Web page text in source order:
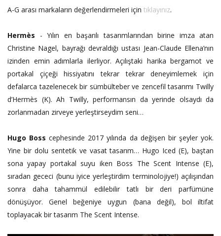
A-G arası markaların değerlendirmeleri için tıklayınız.
Hermès - Yılın en başarılı tasarımlarından birine imza atan
Christine Nagel, bayrağı devraldığı ustası Jean-Claude Ellena’nın
izinden emin adımlarla ilerliyor. Açılıştaki harika bergamot ve
portakal çiçeği hissiyatını tekrar tekrar deneyimlemek için
defalarca tazelenecek bir sümbülteber ve zencefil tasarımı Twilly
d’Hermès (K). Ah Twilly, performansın da yerinde olsaydı da
zorlanmadan zirveye yerleştirseydim seni…
Hugo Boss cephesinde 2017 yılında da değişen bir şeyler yok.
Yine bir dolu sentetik ve vasat tasarım… Hugo Iced (E), baştan
sona yapay portakal suyu iken Boss The Scent Intense (E),
sıradan gececi (bunu iyice yerleştirdim terminolojiye!) açılışından
sonra daha tahammül edilebilir tatlı bir deri parfümüne
dönüşüyor. Genel beğeniye uygun (bana değil), bol iltifat
toplayacak bir tasarım The Scent Intense.